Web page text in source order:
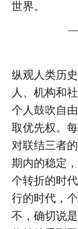
世界。
纵观人类历
人、机构和
个人鼓吹自
取优先权。
对联结三者
期内的稳定
个转折的时
行的时代，
不，确切说